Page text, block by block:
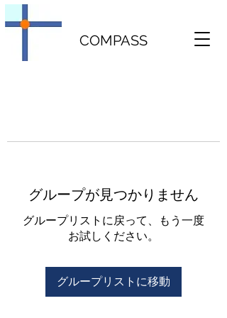
COMPASS
グループが見つかりません
グループリストに戻って、もう一度
お試しください。
グループリストに移動